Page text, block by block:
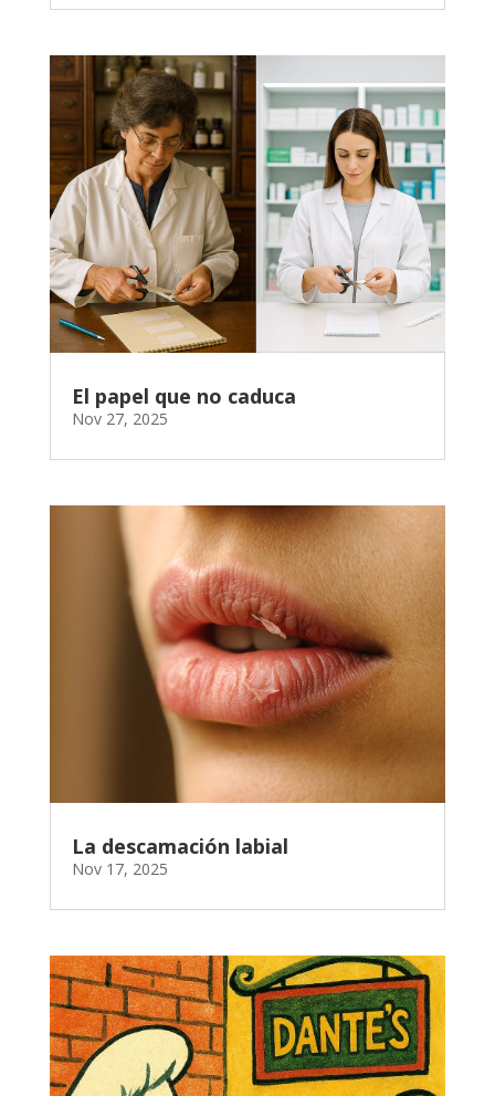
El papel que no caduca
Nov 27, 2025
La descamación labial
Nov 17, 2025